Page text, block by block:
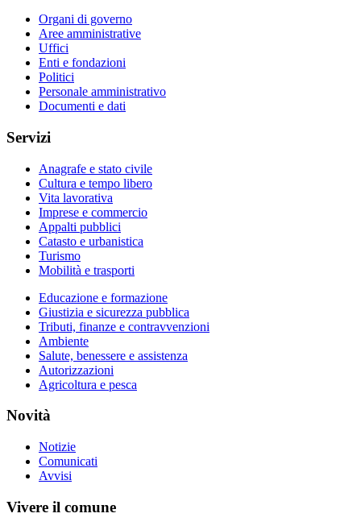
Organi di governo
Aree amministrative
Uffici
Enti e fondazioni
Politici
Personale amministrativo
Documenti e dati
Servizi
Anagrafe e stato civile
Cultura e tempo libero
Vita lavorativa
Imprese e commercio
Appalti pubblici
Catasto e urbanistica
Turismo
Mobilità e trasporti
Educazione e formazione
Giustizia e sicurezza pubblica
Tributi, finanze e contravvenzioni
Ambiente
Salute, benessere e assistenza
Autorizzazioni
Agricoltura e pesca
Novità
Notizie
Comunicati
Avvisi
Vivere il comune